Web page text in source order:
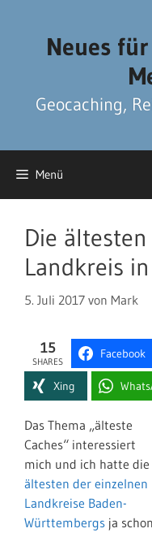
Neues
Geocaching,
Menü
Die
Landkreis
5. Juli 2017 von Mark
15
SHARES
Facebook
Xing
Das Thema „älteste
Caches“ interessiert
mich und ich hatte die
ältesten der einzelnen
Landkreise Baden-
Württembergs ja schon